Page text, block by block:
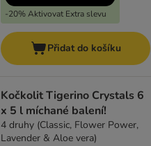
-20% Aktivovat Extra slevu
Přidat do košíku
Kočkolit Tigerino Crystals 6
x 5 l míchané balení!
4 druhy (Classic, Flower Power,
Lavender & Aloe vera)